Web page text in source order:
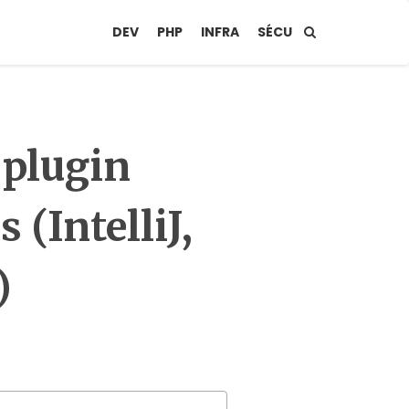
DEV PHP INFRA SÉCU
(IntelliJ,